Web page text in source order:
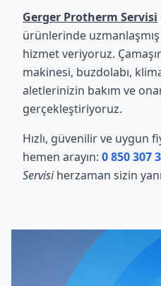
Gerger Protherm Servisi
ürünlerinde
hizmet veriyoruz.
makinesi, buzdolabı,
aletlerinizin bakım ve
gerçekleştiriyoruz.
Hızlı, güvenilir ve uygun
hemen arayın: 0 850 307
Servisiherzaman sizin